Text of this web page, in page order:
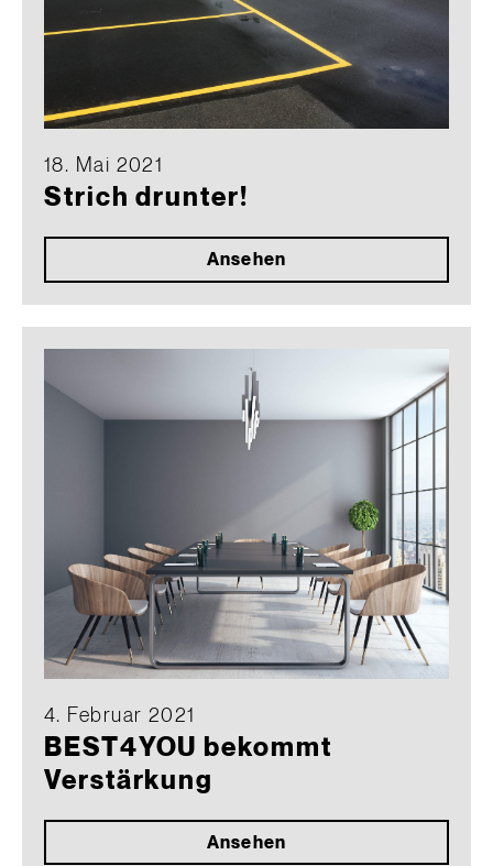
18. Mai 2021
Strich drunter!
Ansehen
4. Februar 2021
BEST4YOU bekommt
Verstärkung
Ansehen